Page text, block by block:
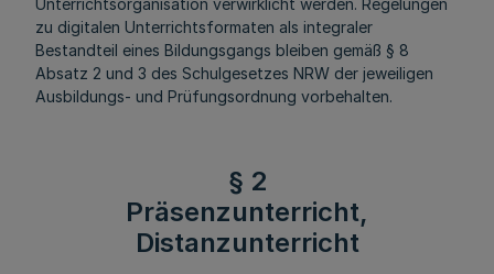
Unterrichtsorganisation verwirklicht werden. Regelungen
zu digitalen Unterrichtsformaten als integraler
Bestandteil eines Bildungsgangs bleiben gemäß § 8
Absatz 2 und 3 des Schulgesetzes NRW der jeweiligen
Ausbildungs- und Prüfungsordnung vorbehalten.
§ 2
Präsenzunterricht,
Distanzunterricht